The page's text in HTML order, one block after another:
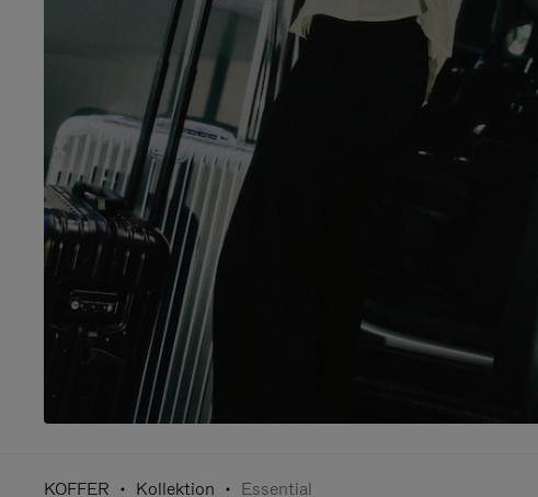
KOFFER Kollektion Essential